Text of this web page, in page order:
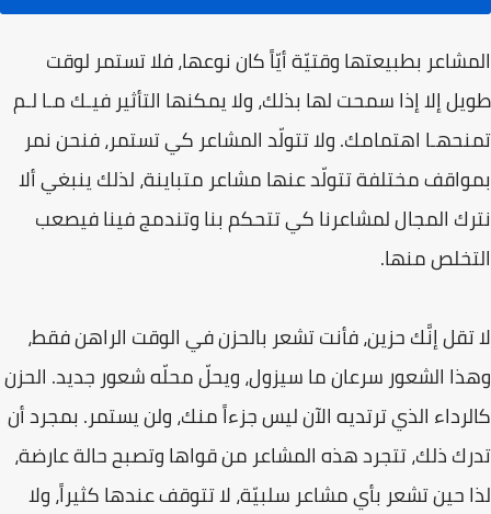
المشاعر بطبيعتها وقتيّة أيّاً كان نوعها، فلا تستمر لوقت
طويل إلا إذا سمحت لها بذلك، ولا يمكنها التأثير فيـك مـا لـم
تمنحهـا اهتمامك. ولا تتولّد المشاعر كي تستمر، فنحن نمر
بمواقف مختلفة تتولّد عنها مشاعر متباينة، لذلك ينبغي ألا
نترك المجال لمشاعرنا كي تتحكم بنا وتندمج فينا فيصعب
التخلص منها.
لا تقل إنَّك حزين، فأنت تشعر بالحزن في الوقت الراهن فقط،
وهذا الشعور سرعان ما سيزول، ويحلّ محلّه شعور جديد. الحزن
كالرداء الذي ترتديه الآن ليس جزءاً منك، ولن يستمر. بمجرد أن
تدرك ذلك، تتجرد هذه المشاعر من قواها وتصبح حالة عارضة،
لذا حين تشعر بأي مشاعر سلبيّة، لا تتوقف عندها كثيراً، ولا